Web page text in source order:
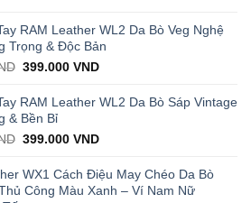
was:
1.000.000 VND.
is:
429.000 VND.
RAM Leather WL2 Da Bò Veg Nghệ
Trọng & Độc Bản
Original
was:
1.000.000 VND.
399.000VNDCurrent
is:
RAM Leather WL2 Da Bò Sáp Vintage
& Bền Bỉ
Original
was:
1.000.000 VND.
399.000VNDCurrent
is:
399.000 VND.
WX1 Cách Điệu May Chéo Da Bò
Công Màu Xanh – Ví Nam Nữ